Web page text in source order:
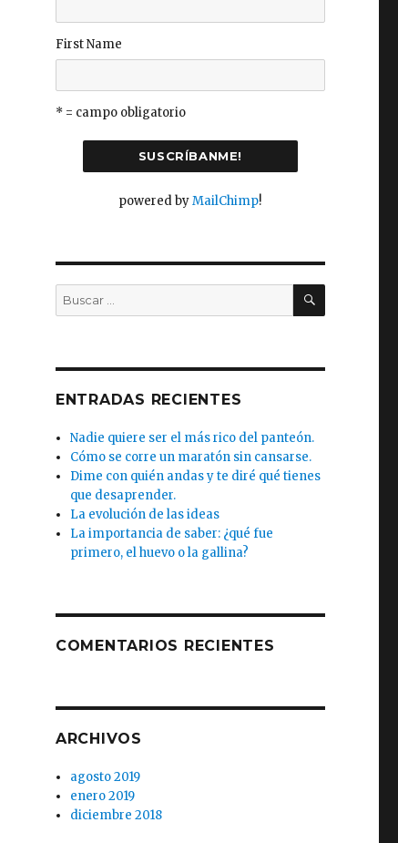
First Name
* = campo obligatorio
powered byMailChimp!
Buscar
por:
BUSCAR
ENTRADAS RECIENTES
Nadie quiere ser el más rico del panteón.
Cómo se corre un maratón sin cansarse.
Dime con quién andas y te diré qué tienes
que desaprender.
La evolución de las ideas
La importancia de saber: ¿qué fue
primero, el huevo o la gallina?
COMENTARIOS RECIENTES
ARCHIVOS
agosto 2019
enero 2019
diciembre 2018